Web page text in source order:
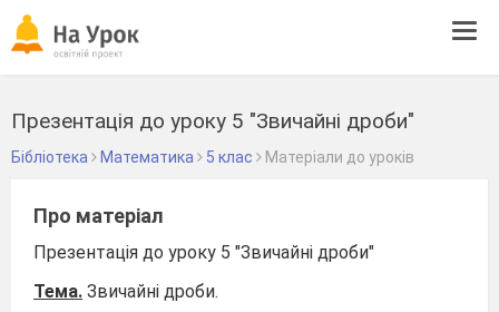
Презентація до уроку 5 "Звичайні дроби"
Бібліотека Математика 5 клас Матеріали до уроків
Про матеріал
Презентація до уроку 5 "Звичайні дроби"
Тема. Звичайні дроби.